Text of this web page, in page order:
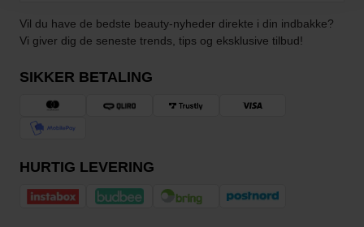
Vil du have de bedste beauty-nyheder direkte i din indbakke?
Vi giver dig de seneste trends, tips og eksklusive tilbud!
SIKKER BETALING
HURTIG LEVERING